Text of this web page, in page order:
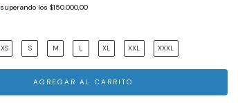
superando los $150.000,00
XS S M L XL XXL XXXL